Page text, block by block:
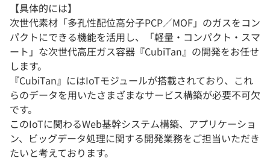
【具体的には】
次世代素材「多孔性配位高分子PCP／MOF」のガスをコン
パクトにできる機能を活用し、「軽量・コンパクト・スマ
ート」な次世代高圧ガス容器『CubiTan』の開発をお任せ
します。
『CubiTan』にはIoTモジュールが搭載されており、これ
らのデータを用いたさまざまなサービス構築が必要不可欠
です。
このIoTに関わるWeb基幹システム構築、アプリケーショ
ン、ビッグデータ処理に関する開発業務をご担当いただき
たいと考えております。